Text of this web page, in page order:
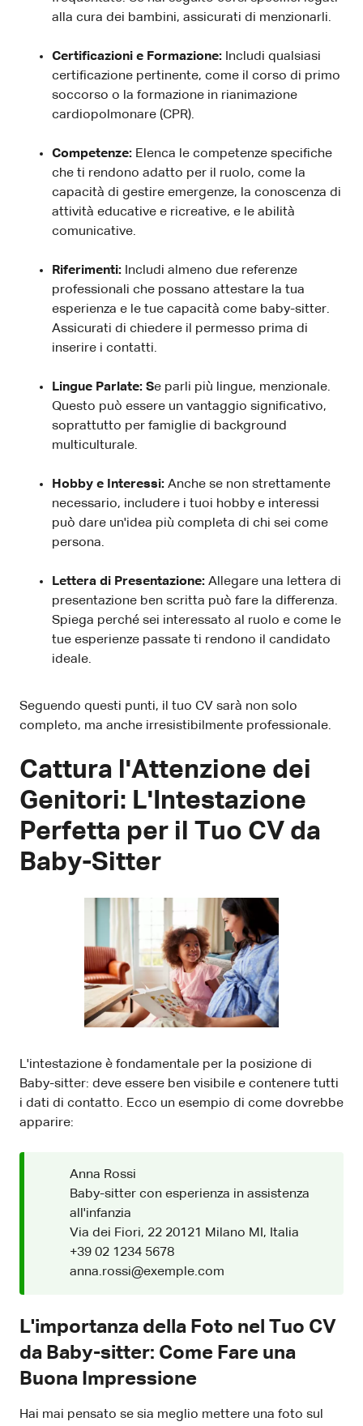
alla cura dei bambini, assicurati di menzionarli.
Certificazioni e Formazione: Includi qualsiasi
certificazione pertinente, come il corso di primo
soccorso o la formazione in rianimazione
cardiopolmonare (CPR).
Competenze: Elenca le competenze specifiche
che ti rendono adatto per il ruolo, come la
capacità di gestire emergenze, la conoscenza di
attività educative e ricreative, e le abilità
comunicative.
Riferimenti: Includi almeno due referenze
professionali che possano attestare la tua
esperienza e le tue capacità come baby-sitter.
Assicurati di chiedere il permesso prima di
inserire i contatti.
Lingue Parlate: Se parli più lingue, menzionale.
Questo può essere un vantaggio significativo,
soprattutto per famiglie di background
multiculturale.
Hobby e Interessi: Anche se non strettamente
necessario, includere i tuoi hobby e interessi
può dare un'idea più completa di chi sei come
persona.
Lettera di Presentazione: Allegare una lettera di
presentazione ben scritta può fare la differenza.
Spiega perché sei interessato al ruolo e come le
tue esperienze passate ti rendono il candidato
ideale.
Seguendo questi punti, il tuo CV sarà non solo
completo, ma anche irresistibilmente professionale.
Cattura l'Attenzione dei
Genitori: L'Intestazione
Perfetta per il Tuo CV da
Baby-Sitter
L'intestazione è fondamentale per la posizione di
Baby-sitter: deve essere ben visibile e contenere tutti
i dati di contatto. Ecco un esempio di come dovrebbe
apparire:
Anna Rossi
Baby-sitter con esperienza in assistenza
all'infanzia
Via dei Fiori, 22 20121 Milano MI, Italia
+39 02 1234 5678
anna.rossi@exemple.com
L'importanza della Foto nel Tuo CV
da Baby-sitter: Come Fare una
Buona Impressione
Hai mai pensato se sia meglio mettere una foto sul